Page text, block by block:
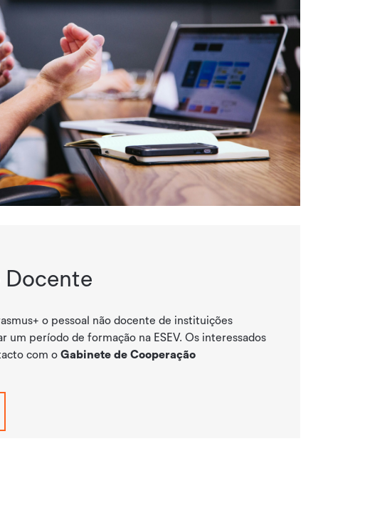
Docente
o pessoal não docente de instituições
um período de formação na ESEV. Os interessados
com oGabinete de Cooperação